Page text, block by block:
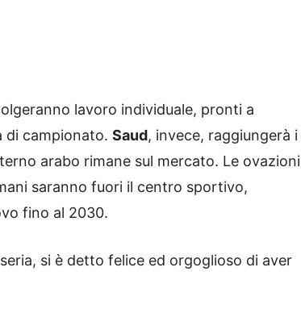
lavoro individuale, pronti a
di campionato. Saud, invece, raggiungerà i
arabo rimane sul mercato. Le ovazioni
saranno fuori il centro sportivo,
fino al 2030.
si è detto felice ed orgoglioso di aver